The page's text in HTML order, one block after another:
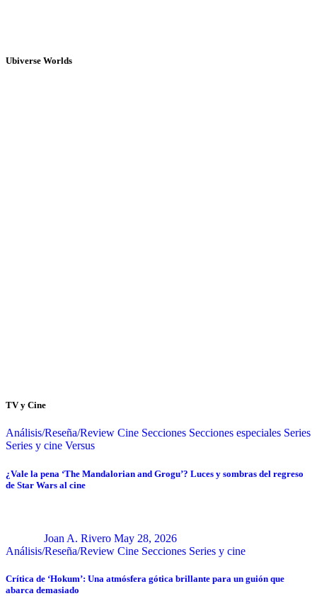
Ubiverse Worlds
TV y Cine
Análisis/Reseña/Review Cine Secciones Secciones especiales Series
Series y cine Versus
¿Vale la pena ‘The Mandalorian and Grogu’? Luces y sombras del regreso
de Star Wars al cine
Joan A. Rivero May 28, 2026
Análisis/Reseña/Review Cine Secciones Series y cine
Crítica de ‘Hokum’: Una atmósfera gótica brillante para un guión que
abarca demasiado